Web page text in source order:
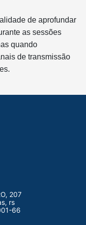
de aprofundar
as sessões
quando
de transmissão
207
rs
66